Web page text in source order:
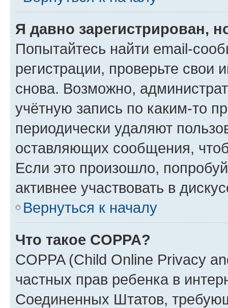
Я давно зарегистрирован,
Попытайтесь найти email-
регистрации, проверьте свои
снова. Возможно,
учётную запись по каким-то
периодически удаляют
оставляющих сообщения,
Если это произошло,
активнее участвовать в
Вернуться к началу
Что такое COPPA?
COPPA (Child Online Privacy
частных прав ребенка в
Соединенных Штатов,